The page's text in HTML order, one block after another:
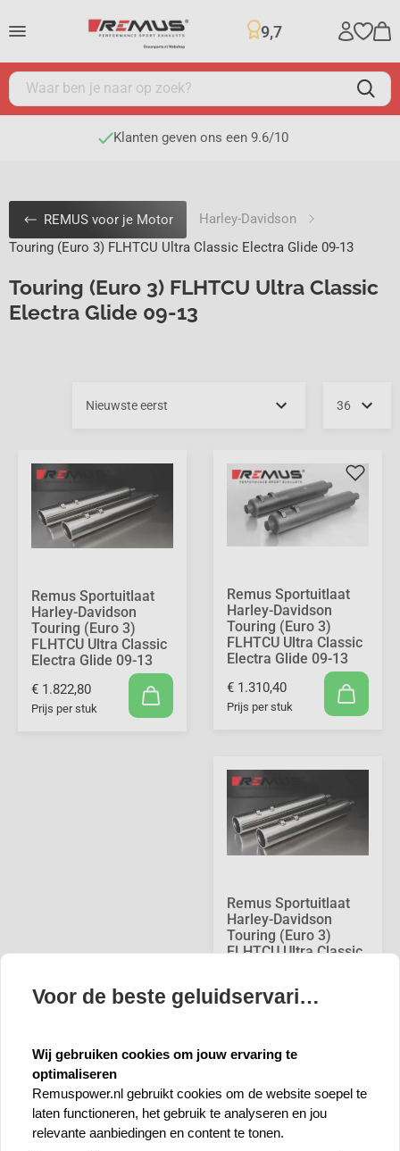
9,7
Klanten geven ons een 9.6/10
REMUS voor je Motor
Harley-Davidson
Touring (Euro 3) FLHTCU Ultra Classic Electra Glide 09-13
Touring (Euro 3) FLHTCU Ultra Classic
Electra Glide 09-13
Remus Sportuitlaat
Harley-Davidson
Touring (Euro 3)
FLHTCU Ultra Classic
Electra Glide 09-13
€ 1.822,80
Prijs per stuk
Remus Sportuitlaat
Harley-Davidson
Touring (Euro 3)
FLHTCU Ultra Classic
Electra Glide 09-13
€ 1.310,40
Prijs per stuk
Remus Sportuitlaat
Harley-Davidson
Touring (Euro 3)
FLHTCU Ultra Classic
€ 1.822,80
Veel uit fabrieksvoorraad leverbaar
Voor de beste geluidservaring 🍪
Wij gebruiken cookies om jouw ervaring te
optimaliseren
Remuspower.nl gebruikt cookies om de website soepel te
laten functioneren, het gebruik te analyseren en jou
relevante aanbiedingen en content te tonen.